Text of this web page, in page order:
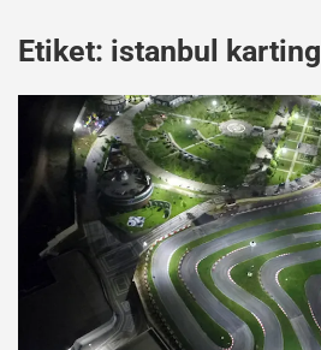
Etiket: istanbul karting